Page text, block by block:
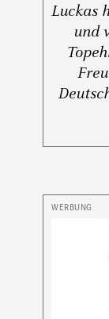
Luckas
und